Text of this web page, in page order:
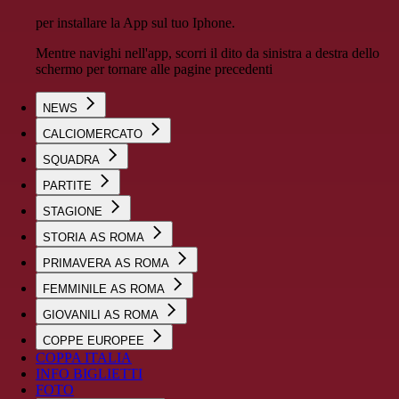
per installare la App sul tuo Iphone.
Mentre navighi nell'app, scorri il dito da sinistra a destra dello
schermo per tornare alle pagine precedenti
NEWS
CALCIOMERCATO
SQUADRA
PARTITE
STAGIONE
STORIA AS ROMA
PRIMAVERA AS ROMA
FEMMINILE AS ROMA
GIOVANILI AS ROMA
COPPE EUROPEE
COPPA ITALIA
INFO BIGLIETTI
FOTO